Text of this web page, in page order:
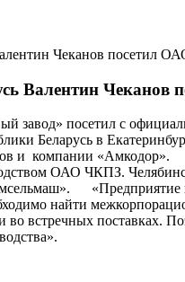
Чеканов посетил
Валентин
посетил с
Беларусь в
и компании «Амкодор».
ОАО ЧКПЗ.
«Предприятие
найти
во встречных поставках.